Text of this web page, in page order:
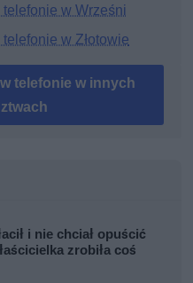
w Wrześni
w Złotowie
telefonie w innych
i nie chciał opuścić
zrobiła coś